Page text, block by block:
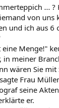
...
von
und ich aus 6
Menge!"
in meiner
wären Sie
Frau
seine
er.